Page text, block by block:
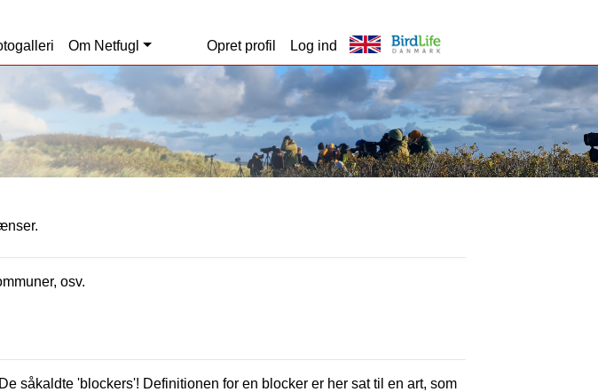
Om Netfugl Opret profil Log ind
osv.
såkaldte 'blockers'! Definitionen for en blocker er her sat til en art, som